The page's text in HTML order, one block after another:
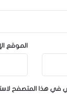
الموقع
في هذا المتصفح